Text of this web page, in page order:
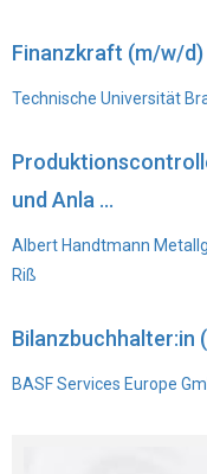
Finanzkraft (m/w/d)
Technische Universität
und Anla ...
Albert Handtmann
Riß
Bilanzbuchhalter:in
BASF Services Europe